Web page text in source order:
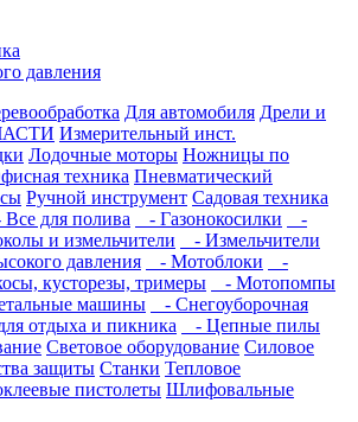
давления
Для автомобиля Дрели и
Измерительный инст.
Лодочные моторы Ножницы по
техника Пневматический
Ручной инструмент Садовая техника
для полива - Газонокосилки
-
и измельчители
- Измельчители
давления - Мотоблоки
-
кусторезы, тримеры
- Мотопомпы
машины
- Снегоуборочная
отдыха и пикника
- Цепные пилы
Световое оборудование Силовое
защиты Станки Тепловое
пистолеты Шлифовальные